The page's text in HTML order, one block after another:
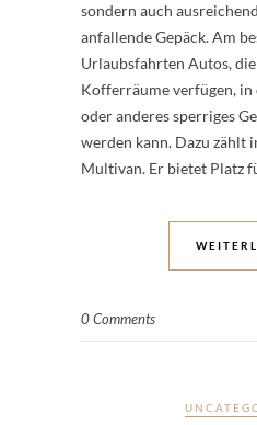
sondern auch
anfallende Gepäck. Am
Urlaubsfahrten Autos,
Kofferräume verfügen, in
oder anderes sperriges
werden kann. Dazu zählt
Multivan. Er bietet Platz
0 Comments